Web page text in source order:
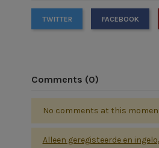
TWITTER FACEBOOK
Comments (0)
No comments at this
Alleen geregisteerde en